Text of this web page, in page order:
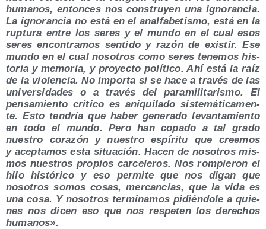
huma­nos, enton­ces nos cons­tru­yen una igno­ran­cia.
La igno­ran­cia no está en el anal­fa­be­tis­mo, está en la
rup­tu­ra entre los seres y el mun­do en el cual esos
seres encon­tra­mos sen­ti­do y razón de exis­tir. Ese
mun­do en el cual noso­tros como seres tene­mos his­
to­ria y memo­ria, y pro­yec­to polí­ti­co. Ahí está la raíz
de la vio­len­cia. No impor­ta si se hace a tra­vés de las
uni­ver­si­da­des o a tra­vés del para­mi­li­ta­ris­mo. El
pen­sa­mien­to crí­ti­co es ani­qui­la­do sis­te­má­ti­ca­men­
te. Esto ten­dría que haber gene­ra­do levan­ta­mien­to
en todo el mun­do. Pero han copa­do a tal gra­do
nues­tro cora­zón y nues­tro espí­ri­tu que cree­mos
y acep­ta­mos esta situa­ción. Hacen de noso­tros mis­
mos nues­tros pro­pios car­ce­le­ros. Nos rom­pie­ron el
hilo his­tó­ri­co y eso per­mi­te que nos digan que
noso­tros somos cosas, mer­can­cías, que la vida es
una cosa. Y noso­tros ter­mi­na­mos pidién­do­le a quie­
nes nos dicen eso que nos res­pe­ten los dere­chos
humanos».